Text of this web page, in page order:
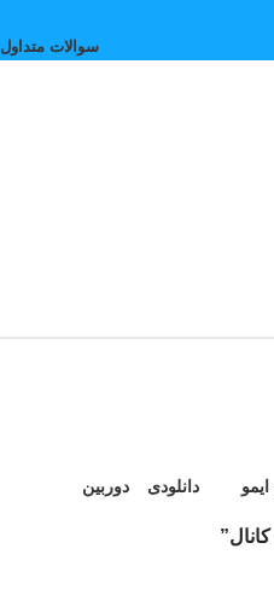
سوالات متداول
ایمو
دانلودی
دوربین